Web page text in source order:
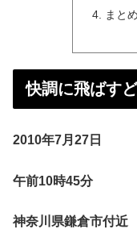
まとめ
快調に飛ばす
2010年7月27日
午前10時45分
神奈川県鎌倉市付近